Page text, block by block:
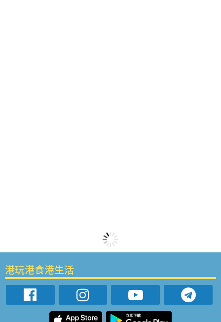
港玩港食港生活